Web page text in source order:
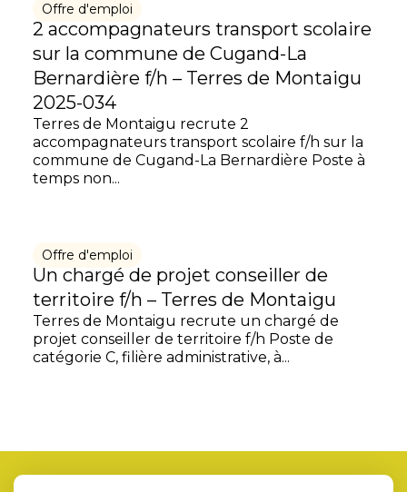
Offre d'emploi
2 accompagnateurs transport scolaire
sur la commune de Cugand-La
Bernardière f/h – Terres de Montaigu
2025-034
Terres de Montaigu recrute 2
accompagnateurs transport scolaire f/h sur la
commune de Cugand-La Bernardière Poste à
temps non...
Offre d'emploi
Un chargé de projet conseiller de
territoire f/h – Terres de Montaigu
Terres de Montaigu recrute un chargé de
projet conseiller de territoire f/h Poste de
catégorie C, filière administrative, à...